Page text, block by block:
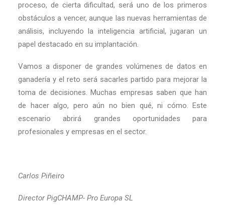
proceso, de cierta dificultad, será uno de los primeros
obstáculos a vencer, aunque las nuevas herramientas de
análisis, incluyendo la inteligencia artificial, jugaran un
papel destacado en su implantación.
Vamos a disponer de grandes volúmenes de datos en
ganadería y el reto será sacarles partido para mejorar la
toma de decisiones. Muchas empresas saben que han
de hacer algo, pero aún no bien qué, ni cómo. Este
escenario abrirá grandes oportunidades para
profesionales y empresas en el sector.
Carlos Piñeiro
Director PigCHAMP- Pro Europa SL